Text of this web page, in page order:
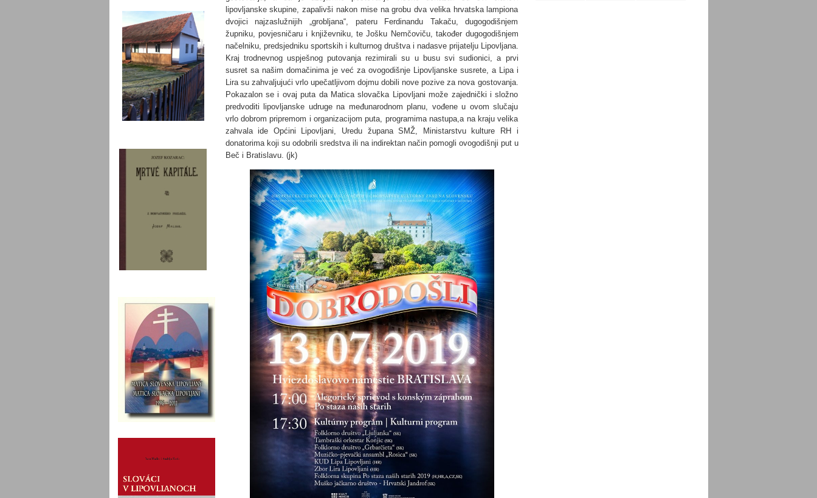
lipovljanske skupine, zapalivši nakon mise na grobu dva velika hrvatska lampiona
dvojici najzaslužnijih „grobljana“, pateru Ferdinandu Takaču, dugogodišnjem
župniku, povjesničaru i književniku, te Jošku Nemčoviču, također dugogodišnjem
načelniku, predsjedniku sportskih i kulturnog društva i nadasve prijatelju Lipovljana.
Kraj trodnevnog uspješnog putovanja rezimirali su u busu svi sudionici, a prvi
susret sa našim domačinima je već za ovogodišnje Lipovljanske susrete, a Lipa i
Lira su zahvaljujući vrlo upečatljivom dojmu dobili nove pozive za nova gostovanja.
Pokazalon se i ovaj puta da Matica slovačka Lipovljani može zajednički i složno
predvoditi lipovljanske udruge na međunarodnom planu, vođene u ovom slučaju
vrlo dobrom pripremom i organizacijom puta, programima nastupa,a na kraju velika
zahvala ide Općini Lipovljani, Uredu župana SMŽ, Ministarstvu kulture RH i
donatorima koji su odobrili sredstva ili na indirektan način pomogli ovogodišnji put u
Beč i Bratislavu. (jk)